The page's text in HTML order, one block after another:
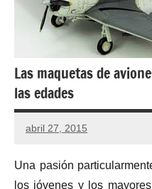
Las maquetas de
las edades
abril 27, 2015
No
comentarios
Una pasión
los jóvenes y los